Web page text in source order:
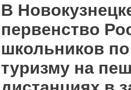
В
первенство
школьников
туризму на